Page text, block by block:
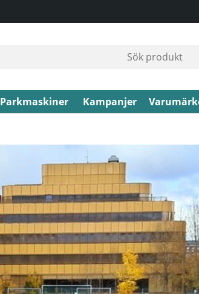
Parkmaskiner Kampanjer